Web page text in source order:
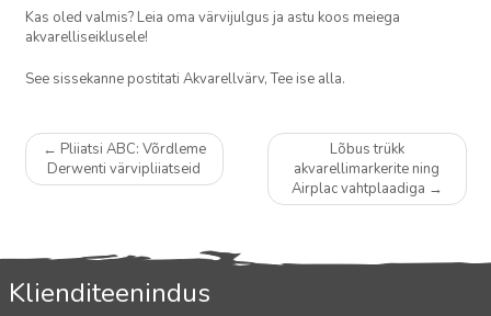
Kas oled valmis? Leia oma värvijulgus ja astu koos meiega
akvarelliseiklusele!
See sissekanne postitati Akvarellvärv,Tee isealla.
Postituste
navigatsioon
Lõbus trükk
akvarellimarkerite ning
Airplac vahtplaadiga →
← Pliiatsi ABC: Võrdleme
Derwenti värvipliiatseid
Klienditeenindus